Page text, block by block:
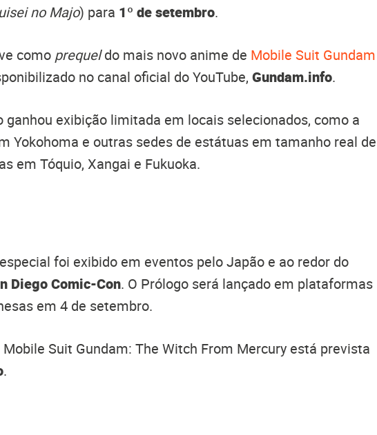
no Majo) para 1º de setembro.
como prequeldo mais novo anime de Mobile Suit Gundam
no canal oficial do YouTube, Gundam.info.
ganhou exibição limitada em locais selecionados, como a
Yokohoma e outras sedes de estátuas em tamanho real de
em Tóquio, Xangai e Fukuoka.
foi exibido em eventos pelo Japão e ao redor do
Diego Comic-Con. O Prólogo será lançado em plataformas
em 4 de setembro.
Suit Gundam: The Witch From Mercury está prevista
.